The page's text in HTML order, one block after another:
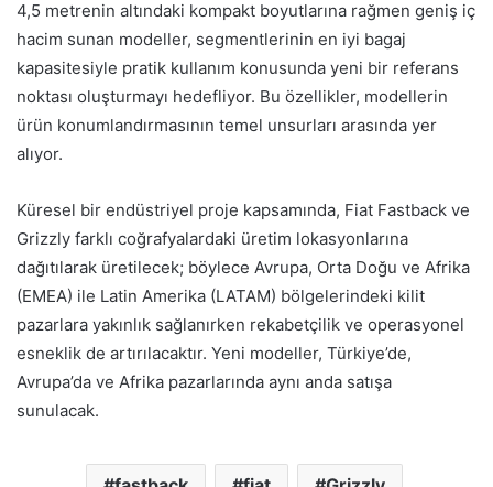
4,5 metrenin altındaki kompakt boyutlarına rağmen geniş iç
hacim sunan modeller, segmentlerinin en iyi bagaj
kapasitesiyle pratik kullanım konusunda yeni bir referans
noktası oluşturmayı hedefliyor. Bu özellikler, modellerin
ürün konumlandırmasının temel unsurları arasında yer
alıyor.
Küresel bir endüstriyel proje kapsamında, Fiat Fastback ve
Grizzly farklı coğrafyalardaki üretim lokasyonlarına
dağıtılarak üretilecek; böylece Avrupa, Orta Doğu ve Afrika
(EMEA) ile Latin Amerika (LATAM) bölgelerindeki kilit
pazarlara yakınlık sağlanırken rekabetçilik ve operasyonel
esneklik de artırılacaktır. Yeni modeller, Türkiye’de,
Avrupa’da ve Afrika pazarlarında aynı anda satışa
sunulacak.